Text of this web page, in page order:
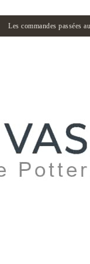
Les commandes passées